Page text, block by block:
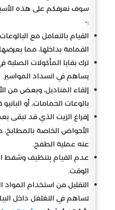
سوف نعرفكم على هذه
:-
القيام بالتعامل مع
القمامة بداخلها، مما
ترك بقايا المأكولات
يساهم في انسداد المواسير.
إلقاء المناديل، وبعض من
بالوعات الحمامات، أو
إفراغ الزيت الذي قد تبقى
الأحواض الخاصة بالمطابخ،
عنه عملية الطفح.
عدم القيام بتنظيف وشفط
الوقت.
التقليل من استخدام المواد
تساهم في التغلغل داخل